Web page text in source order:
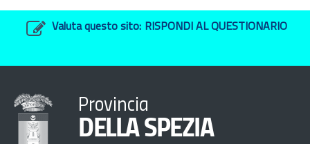
Valuta questo sito: RISPONDI AL QUESTIONARIO
Provincia
DELLA SPEZIA